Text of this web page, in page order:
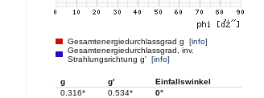
Gesamtenergiedurchlassgrad g [info]
Gesamtenergiedurchlassgrad, inv.
Strahlungsrichtung g' [info]
g g'
Einfallswinkel
0.316*
0.534*
0°